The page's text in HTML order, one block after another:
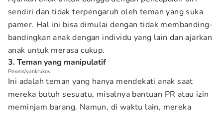
sendiri dan tidak terpengaruh oleh teman yang suka
pamer. Hal ini bisa dimulai dengan tidak membanding-
bandingkan anak dengan individu yang lain dan ajarkan
anak untuk merasa cukup.
3. Teman yang manipulatif
Pexels/yankrukov
Ini adalah teman yang hanya mendekati anak saat
mereka butuh sesuatu, misalnya bantuan PR atau izin
meminjam barang. Namun, di waktu lain, mereka